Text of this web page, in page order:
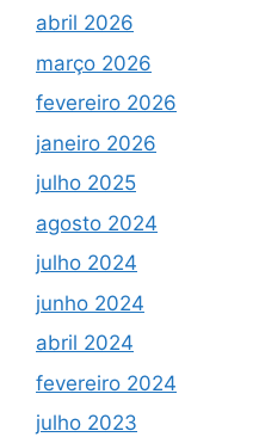
abril 2026
março 2026
fevereiro 2026
janeiro 2026
julho 2025
agosto 2024
julho 2024
junho 2024
abril 2024
fevereiro 2024
julho 2023